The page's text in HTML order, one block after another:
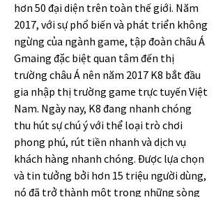
hơn 50 đại diện trên toàn thế giới. Năm
2017, với sự phổ biến và phát triển không
ngừng của ngành game, tập đoàn châu Á
Gmaing đặc biệt quan tâm đến thị
trường châu Á nên năm 2017 K8 bắt đầu
gia nhập thị trường game trực tuyến Việt
Nam. Ngày nay, K8 đang nhanh chóng
thu hút sự chú ý với thể loại trò chơi
phong phú, rút ​​tiền nhanh và dịch vụ
khách hàng nhanh chóng. Được lựa chọn
và tin tưởng bởi hơn 15 triệu người dùng,
nó đã trở thành một trong những sòng